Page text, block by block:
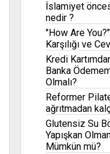
İslamiyet
nedir ?
"How Are
Karşılığı ve
Kredi
Banka
Olmalı?
Reformer
ağrıtmadan
Glutensiz Su
Yapışkan
Mümkün mü?